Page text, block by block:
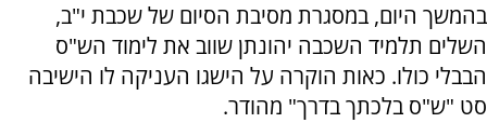
בהמשך היום, במסגרת מסיבת הסיום של שכבת י"ב,
השלים תלמיד השכבה יהונתן שווב את לימוד הש"ס
הבבלי כולו. כאות הוקרה על הישגו העניקה לו הישיבה
סט "ש"ס בלכתך בדרך" מהודר.